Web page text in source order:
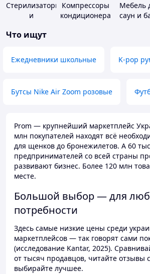
Стерилизаторы
и
для детского
Компрессоры
кондиционера
Мебель
саун и
Что ищут
Ежедневники школьные K-pop
Бутсы Nike Air Zoom розовые
Prom — крупнейший маркетплейс
млн покупателей находят всё
для щенков до бронежилетов. А 60
предпринимателей со всей страны
развивают бизнес. Более 120 млн
месте.
Большой выбор — для
потребности
Здесь самые низкие цены среди
маркетплейсов — так говорят сами
(исследование Kantar, 2025).
от тысяч продавцов, читайте отзывы
выбирайте лучшее.